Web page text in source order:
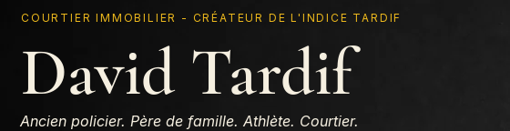
COURTIER IMMOBILIER - CRÉATEUR DE L'INDICE TARDIF
David Tardif
Ancien policier. Père de famille. Athlète. Courtier.